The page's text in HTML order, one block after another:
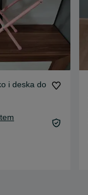
i deska do